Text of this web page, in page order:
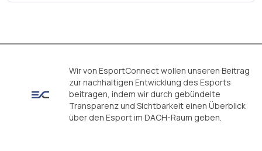
Wir von EsportConnect wollen unseren Beitrag
zur nachhaltigen Entwicklung des Esports
beitragen, indem wir durch gebündelte
Transparenz und Sichtbarkeit einen Überblick
über den Esport im DACH-Raum geben.